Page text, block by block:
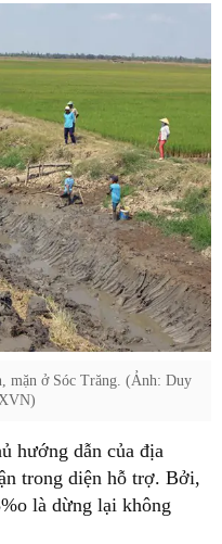
mặn ở Sóc Trăng. (Ảnh: Duy
hướng dẫn của địa
trong diện hỗ trợ. Bởi,
là dừng lại không